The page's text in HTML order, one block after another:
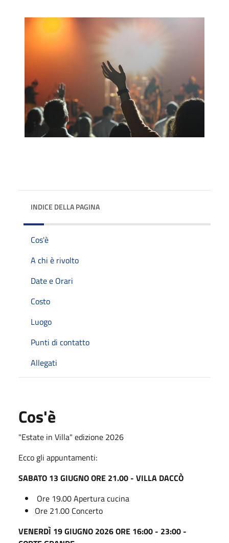
INDICE DELLA PAGINA
Cos'è
A chi è rivolto
Date e Orari
Costo
Luogo
Punti di contatto
Allegati
Cos'è
"Estate in Villa" edizione 2026
Ecco gli appuntamenti:
SABATO 13 GIUGNO ORE 21.00 - VILLA DACCÒ
Ore 19.00 Apertura cucina
Ore 21.00 Concerto
VENERDÌ 19 GIUGNO 2026 ORE 16:00 - 23:00 -